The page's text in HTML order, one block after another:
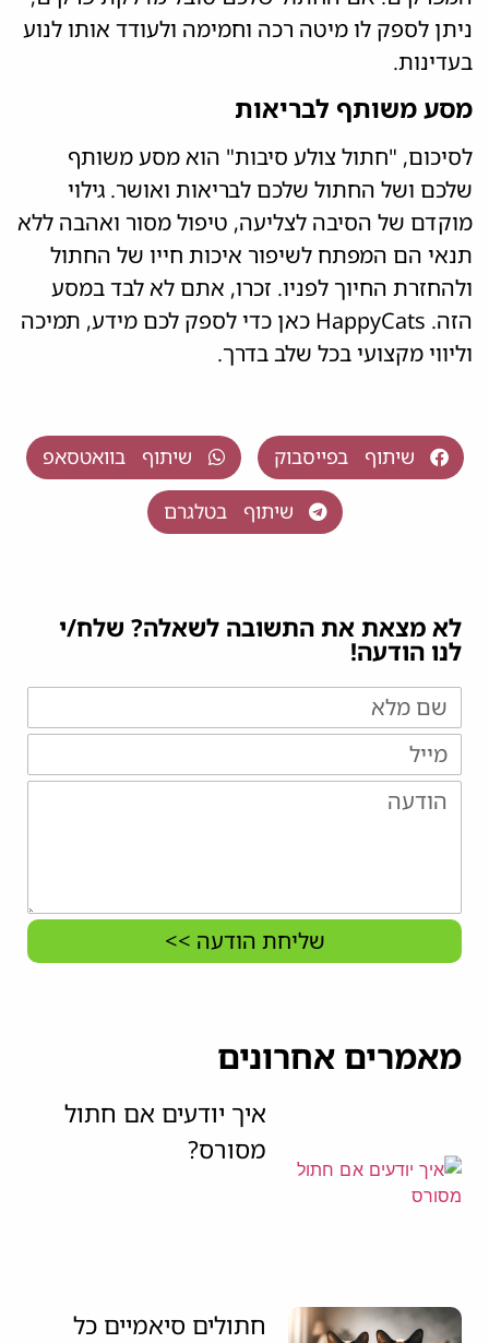
ניתן לספק לו מיטה רכה וחמימה ולעודד אותו לנוע
בעדינות.
מסע משותף לבריאות
לסיכום, "חתול צולע סיבות" הוא מסע משותף
שלכם ושל החתול שלכם לבריאות ואושר. גילוי
מוקדם של הסיבה לצליעה, טיפול מסור ואהבה ללא
תנאי הם המפתח לשיפור איכות חייו של החתול
ולהחזרת החיוך לפניו. זכרו, אתם לא לבד במסע
הזה. HappyCats כאן כדי לספק לכם מידע, תמיכה
וליווי מקצועי בכל שלב בדרך.
שיתוף בפייסבוק שיתוף בוואטסאפ
שיתוף בטלגרם
לא מצאת את התשובה לשאלה? שלח/י
לנו הודעה!
שליחת הודעה >>
מאמרים אחרונים
איך יודעים אם חתול
מסורס?
חתולים סיאמיים כל